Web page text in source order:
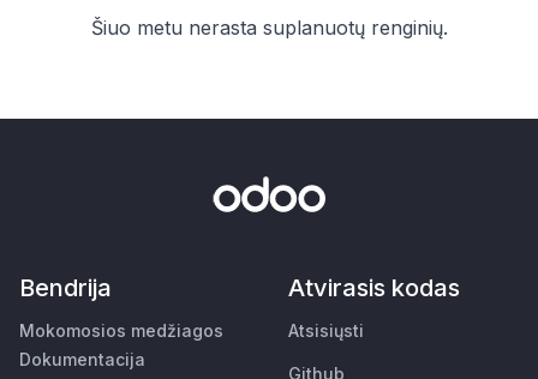
Šiuo metu nerasta suplanuotų renginių.
Bendrija
Mokomosios medžiagos
Dokumentacija
Atvirasis kodas
Atsisiųsti
Github